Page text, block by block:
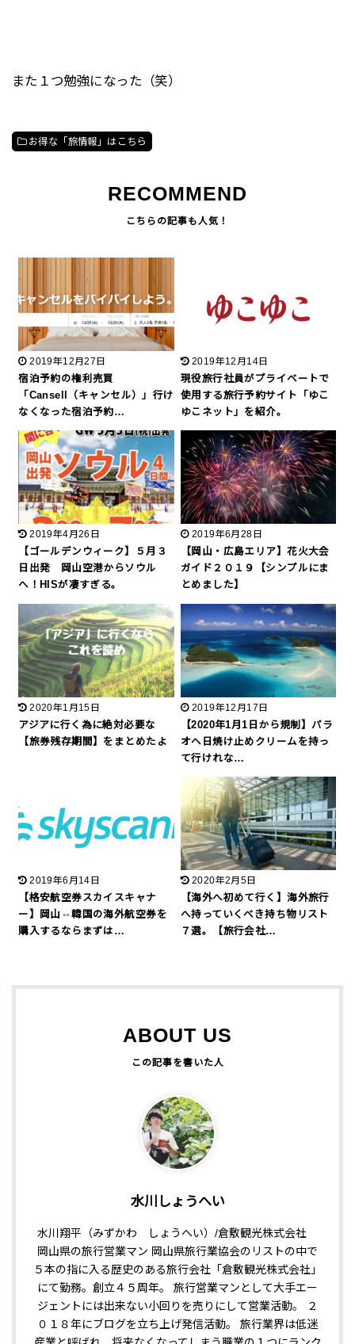
また１つ勉強になった（笑）
お得な「旅情報」はこちら
RECOMMEND
2019年12月27日
宿泊予約の権利売買
「Cansell（キャンセル）」行け
なくなった宿泊予約…
2019年12月14日
現役旅行社員がプライベートで
使用する旅行予約サイト「ゆこ
ゆこネット」を紹介。
2019年4月26日
【ゴールデンウィーク】５月３
日出発 岡山空港からソウル
へ！HISが凄すぎる。
2019年6月28日
【岡山・広島エリア】花火大会
ガイド２０１９【シンプルにま
とめました】
2020年1月15日
アジアに行く為に絶対必要な
【旅券残存期間】をまとめたよ
2019年12月17日
【2020年1月1日から規制】パラ
オへ日焼け止めクリームを持っ
て行けれな…
2019年6月14日
【格安航空券スカイスキャナ
ー】岡山⇔韓国の海外航空券を
購入するならまずは…
2020年2月5日
【海外へ初めて行く】海外旅行
へ持っていくべき持ち物リスト
７選。【旅行会社…
ABOUT US
水川しょうへい
水川翔平（みずかわ しょうへい）/倉敷観光株式会社
岡山県の旅行営業マン 岡山県旅行業協会のリストの中で
５本の指に入る歴史のある旅行会社「倉敷観光株式会社」
にて勤務。創立４５周年。 旅行営業マンとして大手エー
ジェントには出来ない小回りを売りにして営業活動。 ２
０１８年にブログを立ち上げ発信活動。 旅行業界は低迷